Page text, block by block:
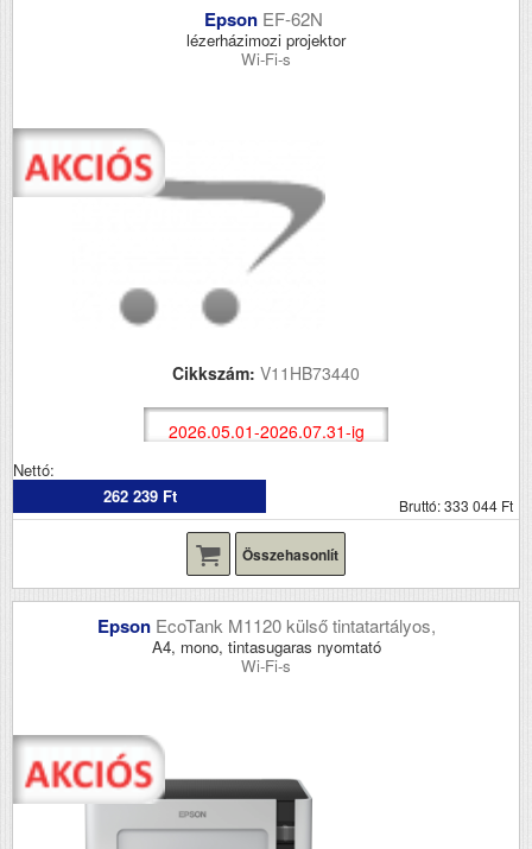
Epson EF-62N
lézerházimozi projektor
Wi-Fi-s
Cikkszám: V11HB73440
2026.05.01-2026.07.31-ig
Nettó:
262 239 Ft
Bruttó: 333 044 Ft
Összehasonlít
Epson EcoTank M1120 külső tintatartályos,
A4, mono, tintasugaras nyomtató
Wi-Fi-s